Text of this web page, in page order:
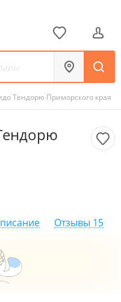
Тендорю Приморского края
Отзывы 15